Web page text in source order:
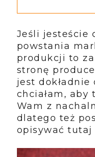
Jeśli jesteście
powstania
produkcji to
stronę
jest dokładnie
chciałam, aby
Wam z
dlatego też
opisywać tutaj